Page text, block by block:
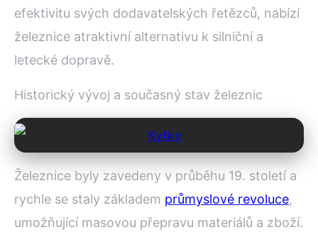
efektivitu svých dodavatelských řetězců, nabízí
železnice atraktivní alternativu k silniční a
letecké dopravě.
Historický vývoj a současný stav železnic
Železnice byly zavedeny v průběhu 19. století a
rychle se staly základem průmyslové revoluce,
umožňující masovou přepravu materiálů a zboží.